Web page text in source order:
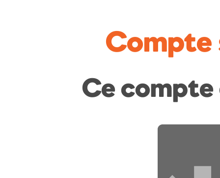
Compte
Ce